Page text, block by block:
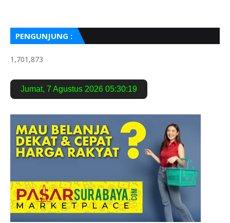
PENGUNJUNG :
1,701,873
Jumat, 7 Agustus 2026 05:30:20